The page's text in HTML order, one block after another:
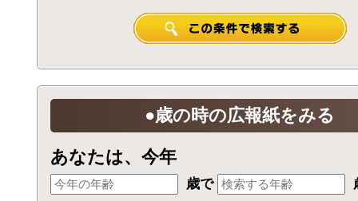
●歳の時の広報紙をみる
あなたは、今年
歳で